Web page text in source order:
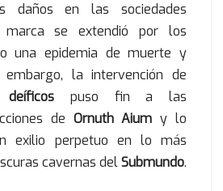
daños en las sociedades
se extendió por los
una epidemia de muerte y
embargo, la intervención de
deíficos puso fin a las
de Ornuth Aium y lo
exilio perpetuo en lo más
cavernas delSubmundo.